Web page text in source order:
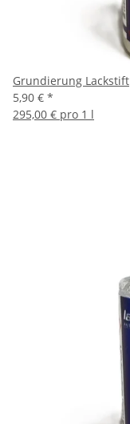
Grundierung Lackstift
5,90 € *
295,00 € pro 1 l